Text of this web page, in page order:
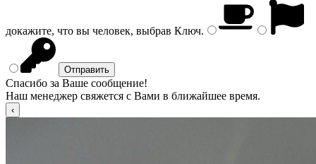
докажите, что вы человек, выбрав Ключ.
Спасибо за Ваше сообщение!
Наш менеджер свяжется с Вами в ближайшее время.